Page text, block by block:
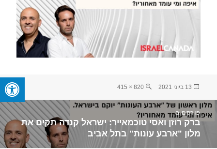
פורסם
13 ביוני 2021
מסך
820 × 415
ניווט
פורסם ב
ברק רוזן ואסי טוכמאייר: ישראל קנדה תקים את
מלון "ארבע עונות" בתל אביב